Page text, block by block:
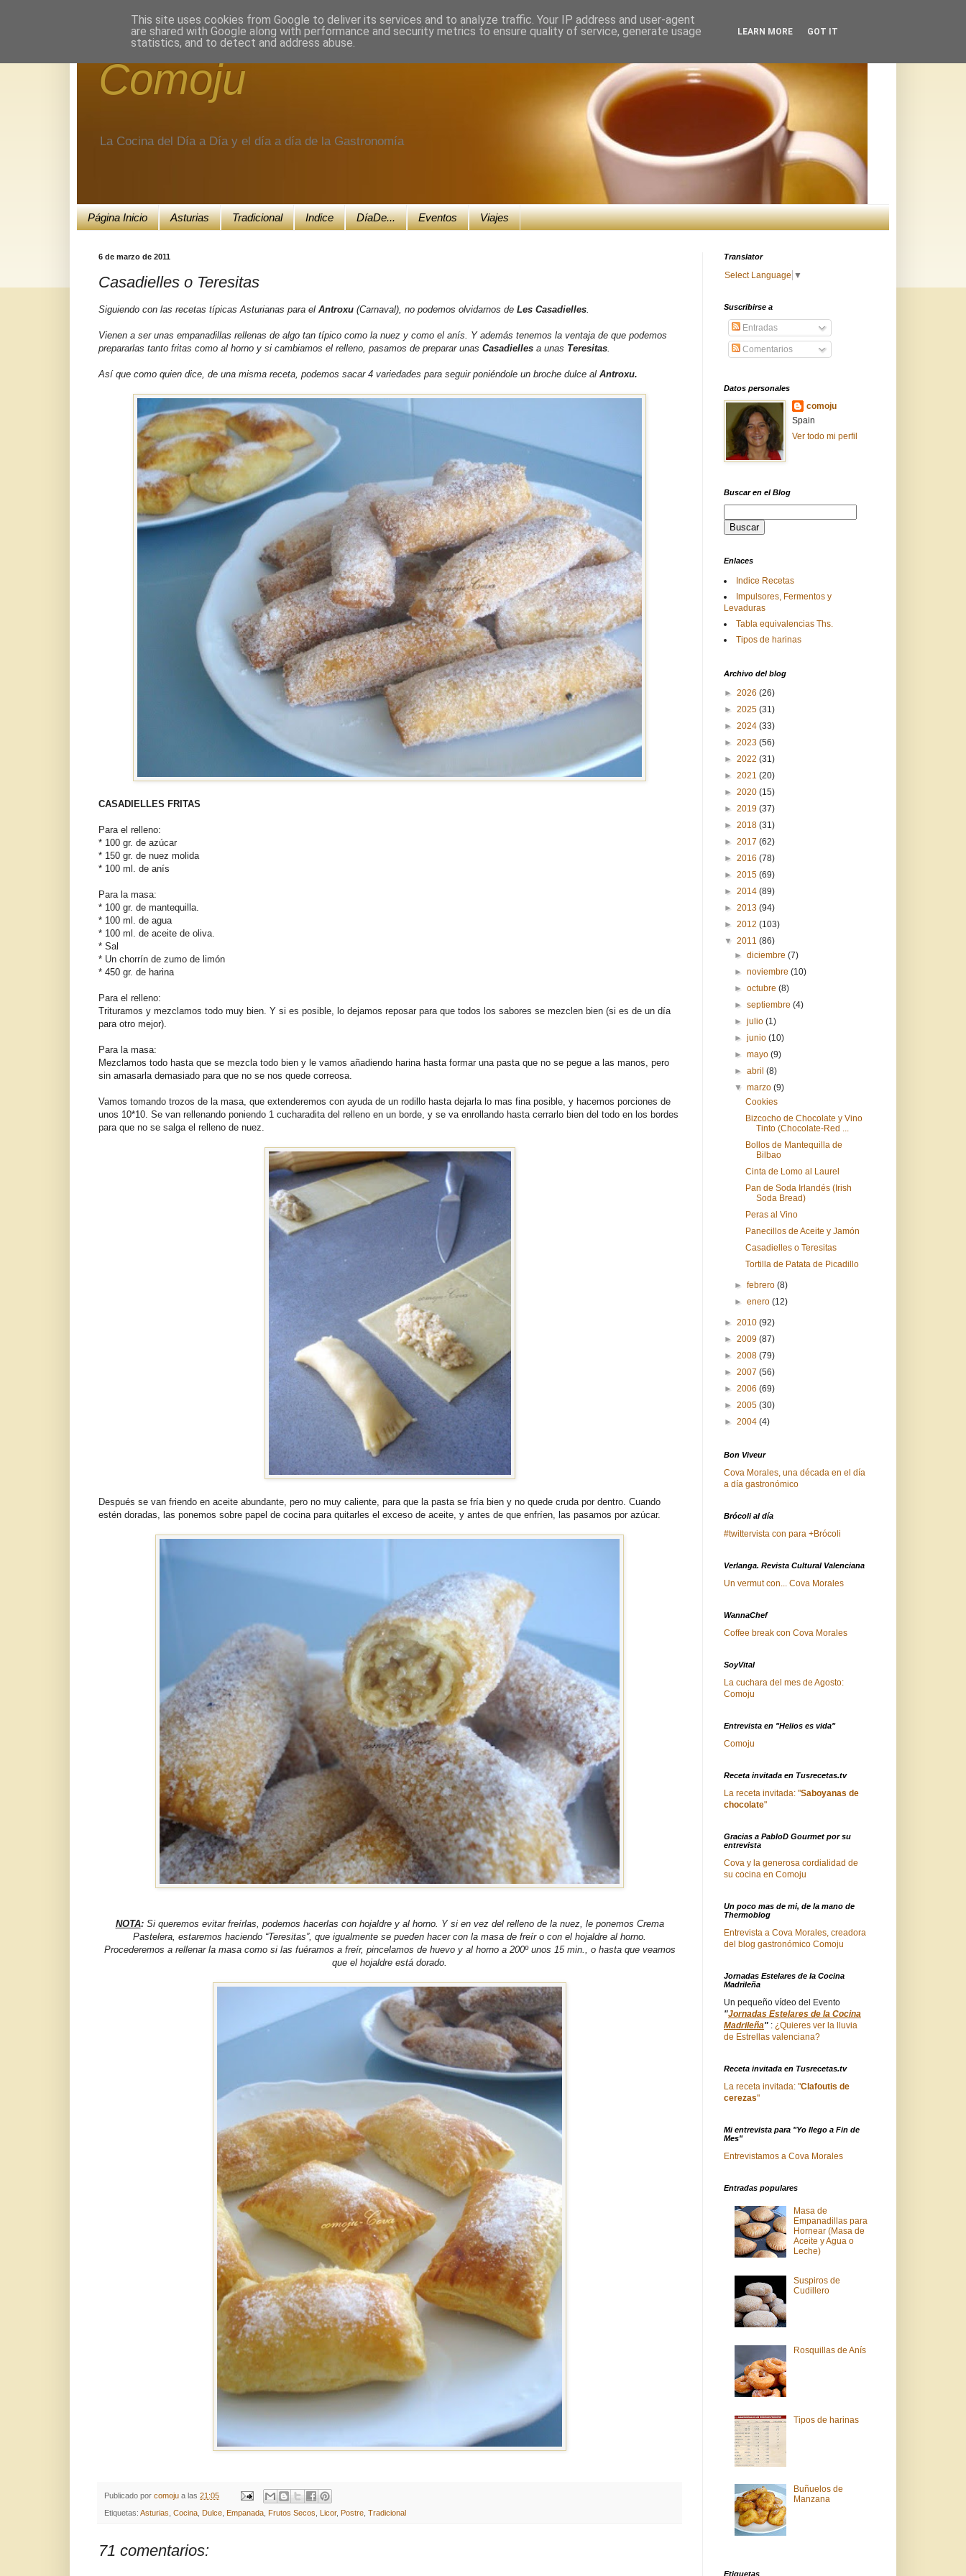
Comoju
La Cocina del Día a Día y el día a día de la Gastronomía
Página Inicio Asturias Tradicional Indice DíaDe... Eventos Viajes
6 de marzo de 2011
Casadielles o Teresitas
Siguiendo con las recetas típicas Asturianas para el Antroxu (Carnaval), no podemos olvidarnos de Les Casadielles
Vienen a ser unas empanadillas rellenas de algo tan típico como la nuez y como el anís. Y además tenemos la ventaja de que podemos
prepararlas tanto fritas como al horno y si cambiamos el relleno, pasamos de preparar unas Casadielles a unas Teresitas
Así que como quien dice, de una misma receta, podemos sacar 4 variedades para seguir poniéndole un broche dulce al Antroxu.
CASADIELLES FRITAS
Para el relleno:
* 100 gr. de azúcar
* 150 gr. de nuez molida
* 100 ml. de anís
Para la masa:
* 100 gr. de mantequilla.
* 100 ml. de agua
* 100 ml. de aceite de oliva.
* Sal
* Un chorrín de zumo de limón
* 450 gr. de harina
Para el relleno:
Trituramos y mezclamos todo muy bien. Y si es posible, lo dejamos reposar para que todos los sabores se mezclen bien (si es de un día
para otro mejor).
Para la masa:
Mezclamos todo hasta que se mezcla todo bien y le vamos añadiendo harina hasta formar una pasta que no se pegue a las manos, pero
sin amasarla demasiado para que no se nos quede correosa.
Vamos tomando trozos de la masa, que extenderemos con ayuda de un rodillo hasta dejarla lo mas fina posible, y hacemos porciones de
unos 10*10. Se van rellenando poniendo 1 cucharadita del relleno en un borde, y se va enrollando hasta cerrarlo bien del todo en los bordes
para que no se salga el relleno de nuez.
Después se van friendo en aceite abundante, pero no muy caliente, para que la pasta se fría bien y no quede cruda por dentro. Cuando
estén doradas, las ponemos sobre papel de cocina para quitarles el exceso de aceite, y antes de que enfríen, las pasamos por azúcar.
NOTA:Si queremos evitar freírlas, podemos hacerlas con hojaldre y al horno. Y si en vez del relleno de la nuez, le ponemos Crema
Pastelera, estaremos haciendo “Teresitas”, que igualmente se pueden hacer con la masa de freír o con el hojaldre al horno.
Procederemos a rellenar la masa como si las fuéramos a freír, pincelamos de huevo y al horno a 200º unos 15 min., o hasta que veamos
que el hojaldre está dorado.
Publicado por comoju a las 21:05
Etiquetas: Asturias Cocina Dulce Empanada Frutos Secos Licor, Postre Tradicional
71 comentarios:
Translator
Select Language ▼
Suscribirse a
Entradas
Comentarios
Datos personales
comoju
Spain
Ver todo mi perfil
Buscar en el Blog
Enlaces
Indice Recetas
Impulsores, Fermentos y
Levaduras
Tabla equivalencias Ths.
Tipos de harinas
Archivo del blog
► 2026 (26)
► 2025 (31)
► 2024 (33)
► 2023 (56)
► 2022 (31)
► 2021 (20)
► 2020 (15)
► 2019 (37)
► 2018 (31)
► 2017 (62)
► 2016 (78)
► 2015 (69)
► 2014 (89)
► 2013 (94)
► 2012 (103)
▼ 2011 (86)
►diciembre(7)
►noviembre(10)
►octubre(8)
►septiembre(4)
►julio(1)
►junio(10)
►mayo(9)
►abril(8)
▼marzo(9)
Cookies
Bizcocho de Chocolate y Vino
Tinto (Chocolate-Red ...
Bollos de Mantequilla de
Bilbao
Cinta de Lomo al Laurel
Pan de Soda Irlandés (Irish
Soda Bread)
Peras al Vino
Panecillos de Aceite y Jamón
Casadielles o Teresitas
Tortilla de Patata de Picadillo
►febrero(8)
►enero(12)
► 2010 (92)
► 2009 (87)
► 2008 (79)
► 2007 (56)
► 2006 (69)
► 2005 (30)
► 2004 (4)
Bon Viveur
Cova Morales, una década en el día
a día gastronómico
Brócoli al día
#twittervista con para +Brócoli
Verlanga. Revista Cultural Valenciana
Un vermut con... Cova Morales
WannaChef
Coffee break con Cova Morales
SoyVital
La cuchara del mes de Agosto:
Comoju
Entrevista en "Helios es vida"
Comoju
Receta invitada en Tusrecetas.tv
La receta invitada: "Saboyanas de
chocolate"
Gracias a PabloD Gourmet por su
entrevista
Cova y la generosa cordialidad de
su cocina en Comoju
Un poco mas de mi, de la mano de
Thermoblog
Entrevista a Cova Morales, creadora
del blog gastronómico Comoju
Jornadas Estelares de la Cocina
Madrileña
Un pequeño vídeo del Evento
"Jornadas Estelares de la Cocina
Madrileña" : ¿Quieres ver la lluvia
de Estrellas valenciana?
Receta invitada en Tusrecetas.tv
La receta invitada: "Clafoutis de
cerezas"
Mi entrevista para "Yo llego a Fin de
Mes"
Entrevistamos a Cova Morales
Entradas populares
Masa de
Empanadillas para
Hornear (Masa de
Aceite y Agua o
Leche)
Suspiros de
Cudillero
Rosquillas de Anís
Tipos de harinas
Buñuelos de
Manzana
Etiquetas
This site uses cookies from Google to deliver its services and to analyze traffic. Your IP address and user-agent
are shared with Google along with performance and security metrics to ensure quality of service, generate usage
statistics, and to detect and address abuse.
LEARN MORE GOT IT